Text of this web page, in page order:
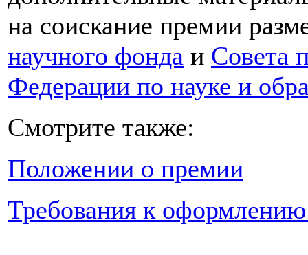
на соискание премии
научного фонда и Совета
Федерации по науке и
Смотрите также:
Положении о премии
Требования к